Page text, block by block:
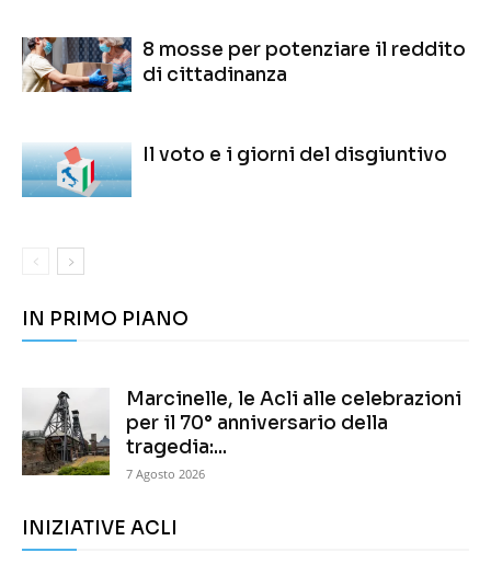
8 mosse per potenziare il reddito
di cittadinanza
Il voto e i giorni del disgiuntivo
IN PRIMO PIANO
Marcinelle, le Acli alle celebrazioni
per il 70° anniversario della
tragedia:...
7 Agosto 2026
INIZIATIVE ACLI